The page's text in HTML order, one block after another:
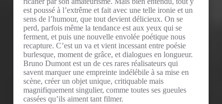
est poussé à l’extrême et fait avec une telle ironie et un
sens de l’humour, que tout devient délicieux. On se
perd, parfois même la tendance est aux yeux qui se
ferment, et puis une nouvelle envolée poétique nous
recapture. C’est un va et vient incessant entre poésie
burlesque, moment de grâce, et dialogues en longueur.
Bruno Dumont est un de ces rares réalisateurs qui
savent marquer une empreinte indélébile à sa mise en
scène, créer un objet unique, critiquable mais
magnifiquement singulier, comme toutes ses gueules
cassées qu’ils aiment tant filmer.